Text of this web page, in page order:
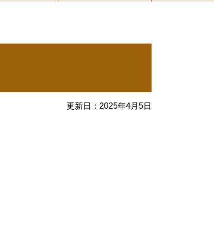
更新日： 2025年4月5日